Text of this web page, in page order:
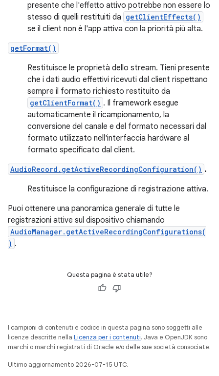
presente che l'effetto attivo potrebbe non essere lo
stesso di quelli restituiti da getClientEffects()
se il client non è l'app attiva con la priorità più alta.
getFormat()
Restituisce le proprietà dello stream. Tieni presente
che i dati audio effettivi ricevuti dal client rispettano
sempre il formato richiesto restituito da
getClientFormat() . Il framework esegue
automaticamente il ricampionamento, la
conversione del canale e del formato necessari dal
formato utilizzato nell'interfaccia hardware al
formato specificato dal client.
AudioRecord.getActiveRecordingConfiguration() .
Restituisce la configurazione di registrazione attiva.
Puoi ottenere una panoramica generale di tutte le
registrazioni attive sul dispositivo chiamando
AudioManager.getActiveRecordingConfigurations(
) .
Questa pagina è stata utile?
I campioni di contenuti e codice in questa pagina sono soggetti alle
licenze descritte nella Licenza per i contenuti. Java e OpenJDK sono
marchi o marchi registrati di Oracle e/o delle sue società consociate.
Ultimo aggiornamento 2026-07-15 UTC.